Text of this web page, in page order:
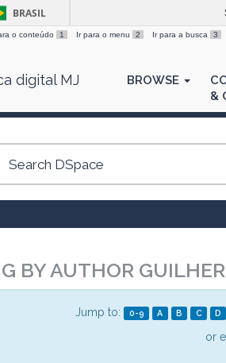
BRASIL
o conteúdo 1 Ir para o menu 2 Ir para a busca 3
digital MJ BROWSE
&
BY AUTHOR
Jump to: 0-9 A B C D
or